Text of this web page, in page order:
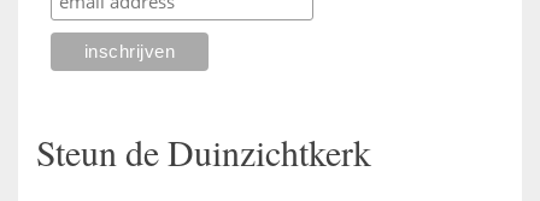
Steun de Duinzichtkerk